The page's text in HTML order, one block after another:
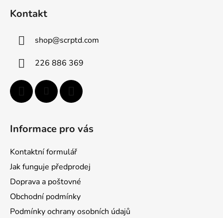
Kontakt
shop@scrptd.com
226 886 369
Informace pro vás
Kontaktní formulář
Jak funguje předprodej
Doprava a poštovné
Obchodní podmínky
Podmínky ochrany osobních údajů